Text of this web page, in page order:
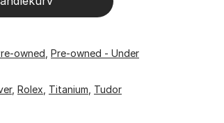
owned Pre-owned - Under
, Rolex Titanium Tudor